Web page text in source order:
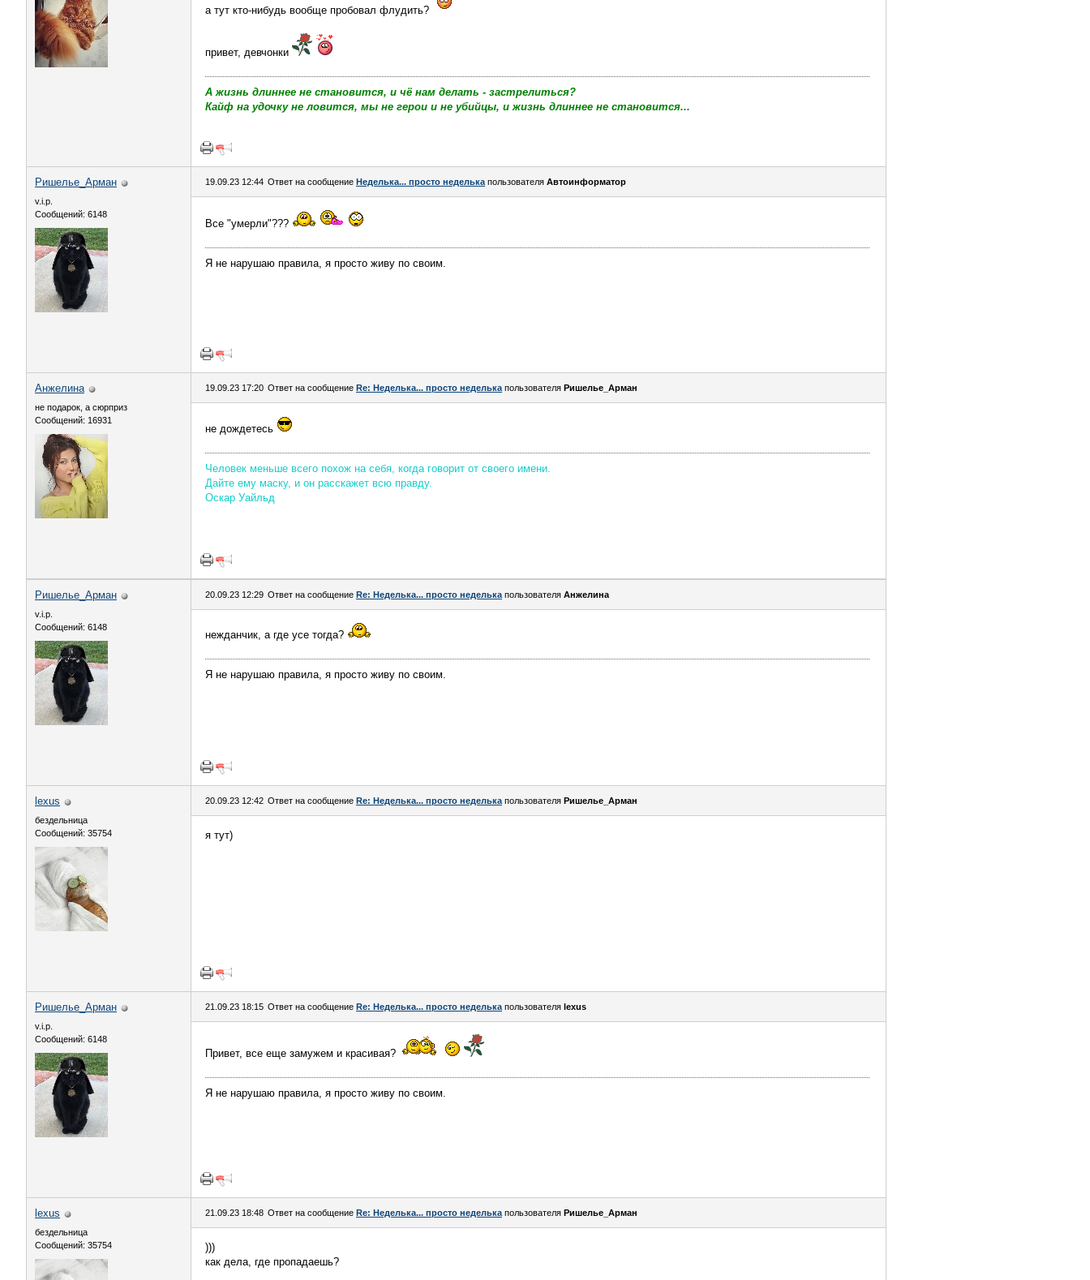
а тут кто-нибудь вообще пробовал флудить?
привет, девчонки
А жизнь длиннее не становится, и чё нам делать - застрелиться?
Кайф на удочку не ловится, мы не герои и не убийцы, и жизнь длиннее не становится...
Ришелье_Арман
v.i.p.
Сообщений: 6148
19.09.23 12:44 Ответ на сообщение Неделька... просто неделька пользователя Автоинформатор
Все "умерли"???
Я не нарушаю правила, я просто живу по своим.
Aнжелина
не подарок, а сюрприз
Сообщений: 16931
19.09.23 17:20 Ответ на сообщение Re: Неделька... просто неделька пользователя Ришелье_Арман
не дождетесь
Человек меньше всего похож на себя, когда говорит от своего имени.
Дайте ему маску, и он расскажет всю правду.
Оскар Уайльд
Ришелье_Арман
v.i.p.
Сообщений: 6148
20.09.23 12:29 Ответ на сообщение Re: Неделька... просто неделька пользователя Aнжелина
нежданчик, а где усе тогда?
Я не нарушаю правила, я просто живу по своим.
lexus
бездельница
Сообщений: 35754
20.09.23 12:42 Ответ на сообщение Re: Неделька... просто неделька пользователя Ришелье_Арман
я тут)
Ришелье_Арман
v.i.p.
Сообщений: 6148
21.09.23 18:15 Ответ на сообщение Re: Неделька... просто неделька пользователя lexus
Привет, все еще замужем и красивая?
Я не нарушаю правила, я просто живу по своим.
lexus
бездельница
Сообщений: 35754
21.09.23 18:48 Ответ на сообщение Re: Неделька... просто неделька пользователя Ришелье_Арман
)))
как дела, где пропадаешь?